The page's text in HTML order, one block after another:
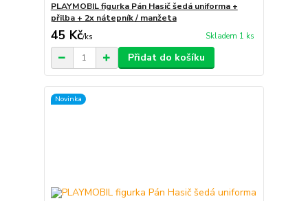
PLAYMOBIL figurka Pán Hasič šedá uniforma +
přilba + 2x nátepník / manžeta
45 Kč/ks Skladem 1 ks
Přidat do košíku
Novinka